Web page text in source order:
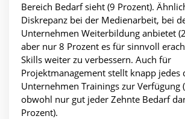
Bereich Bedarf sieht (9 Prozent).
Diskrepanz bei der Medienarbeit, bei
Unternehmen Weiterbildung anbietet
aber nur 8 Prozent es für sinnvoll
Skills weiter zu verbessern. Auch für
Projektmanagement stellt knapp jedes
Unternehmen Trainings zur Verfügung
obwohl nur gut jeder Zehnte Bedarf
Prozent).